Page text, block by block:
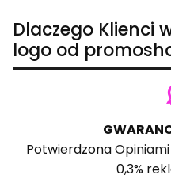
Dlaczego Klienci
logo od
Potwierdzona
0,3%